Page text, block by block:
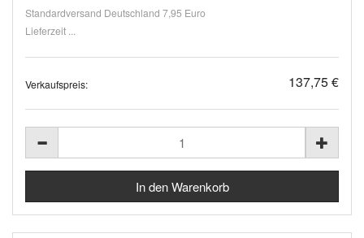
Standardversand Deutschland 7,95 Euro
Lieferzeit ...
Verkaufspreis: 137,75 €